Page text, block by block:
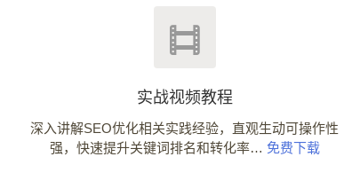
实战视频教程
深入讲解SEO优化相关实践经验，直观生动可操作性
强，快速提升关键词排名和转化率… 免费下载